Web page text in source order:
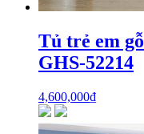
Tủ trẻ em
GHS-52214
4,600,000₫